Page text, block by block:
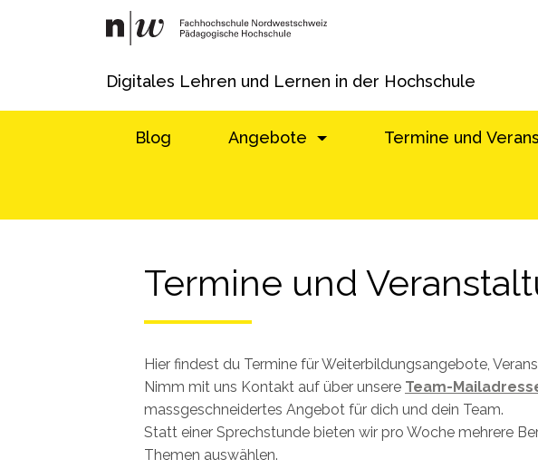
Digitales Lehren und Lernen in der Hochschule
Blog Angebote Termine und
Termine und
Hier findest du Termine für Weiterbildungsangebote,
Nimm mit uns Kontakt auf über unsere Team-
massgeschneidertes Angebot für dich und dein Team.
Statt einer Sprechstunde bieten wir pro Woche mehrere
Themen auswählen.